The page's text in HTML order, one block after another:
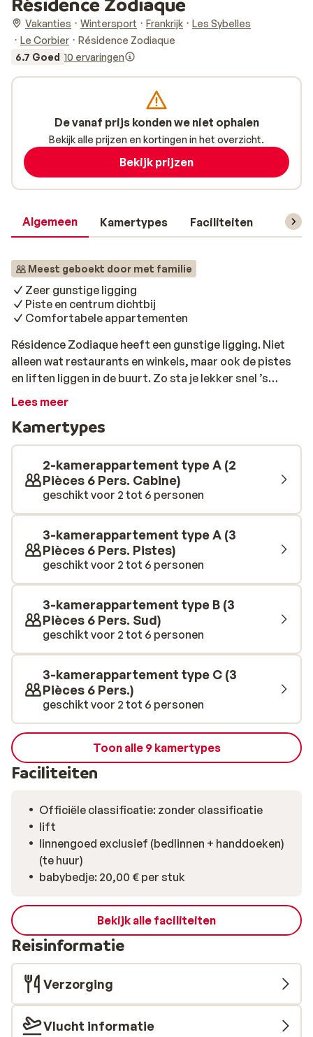
Vakanties Wintersport Frankrijk
Les Sybelles
Le Corbier
Résidence Zodiaque
6.7 Goed 10 ervaringen
Algemeen Kamertypes Faciliteiten
Meest geboekt door met familie
Zeer gunstige ligging
Piste en centrum dichtbij
Comfortabele appartementen
Résidence Zodiaque heeft een gunstige ligging. Niet
alleen wat restaurants en winkels, maar ook de pistes
en liften liggen in de buurt. Zo sta je lekker snel ’s
morgens op de pistes. De appartementen zijn
keuken. ’s Avonds kun je het gezellig maken en een
heerlijke maaltijd bereiden of een van de restaurants in
het centrum proberen.
Lees meer
Kamertypes
2-kamerappartement type A (2
Pièces 6 Pers. Cabine)
geschikt voor 2 tot 6 personen
3-kamerappartement type A (3
Pièces 6 Pers. Pistes)
geschikt voor 2 tot 6 personen
3-kamerappartement type B (3
Pièces 6 Pers. Sud)
geschikt voor 2 tot 6 personen
3-kamerappartement type C (3
Pièces 6 Pers.)
geschikt voor 2 tot 6 personen
Toon alle 9 kamertypes
Faciliteiten
Officiële classificatie: zonder classificatie
lift
linnengoed exclusief (bedlinnen + handdoeken)
(te huur)
babybedje: 20,00 € per stuk
Bekijk alle faciliteiten
Reisinformatie
Verzorging
Vlucht informatie
De vanaf prijs konden we niet ophalen
Bekijk alle prijzen en kortingen in het overzicht.
Bekijk prijzen